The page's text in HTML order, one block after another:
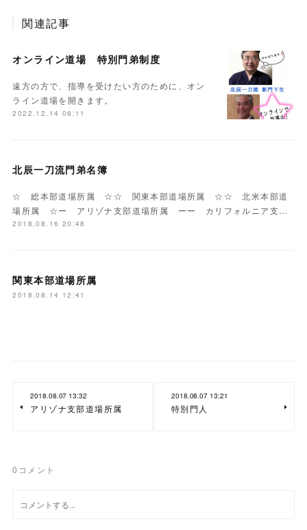
関連記事
オンライン道場 特別門弟制度
遠方の方で、指導を受けたい方のために、オン
ライン道場を開きます。
2022.12.14 06:11
北辰一刀流門弟名簿
☆ 総本部道場所属 ☆☆ 関東本部道場所属 ☆☆ 北米本部道
場所属 ☆ー アリゾナ支部道場所属 ーー カリフォルニア支…
2018.08.16 20:48
関東本部道場所属
2018.08.14 12:41
2018.08.07 13:32
アリゾナ支部道場所属
2018.08.07 13:21
特別門人
0 コメント